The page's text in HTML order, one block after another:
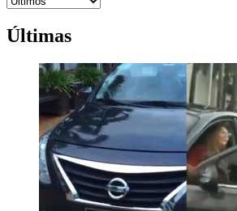
Últimas